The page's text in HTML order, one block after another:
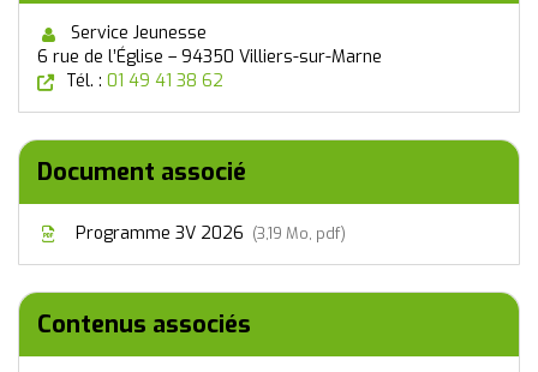
Service Jeunesse
6 rue de l’Église – 94350 Villiers-sur-Marne
Tél. : 01 49 41 38 62
Document associé
Programme 3V 2026 3,19 Mo, pdf
Contenus associés